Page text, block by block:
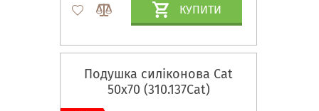
КУПИТИ
Подушка силіконова Cat
50х70 (310.137Cat)